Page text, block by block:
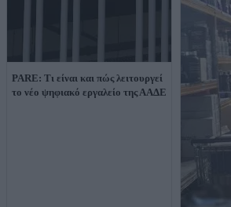
PARE: Τι είναι και πώς λειτουργεί
το νέο ψηφιακό εργαλείο της ΑΑΔΕ